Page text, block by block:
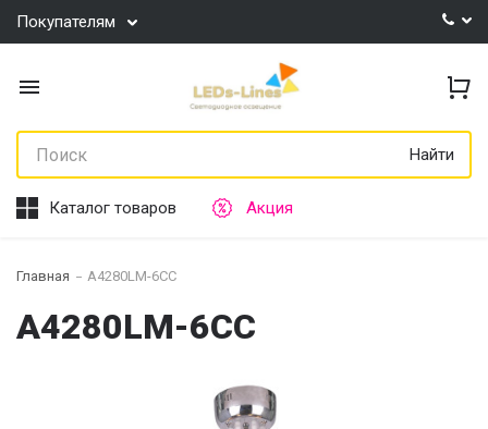
Покупателям
Найти
Каталог товаров Акция
Главная A4280LM-6CC
A4280LM-6CC